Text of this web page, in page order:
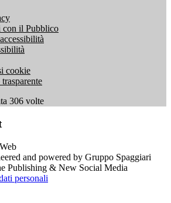
il Pubblico
cookie
306 volte
and powered by Gruppo Spaggiari
Publishing & New Social Media
personali